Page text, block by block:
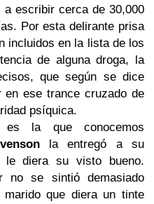
escribir cerca de 30,000
Por esta delirante prisa
incluidos en la lista de los
de alguna droga, la
que según se dice
ese trance cruzado de
psíquica.
la que conocemos
la entregó a su
diera su visto bueno.
no se sintió demasiado
que diera un tinte